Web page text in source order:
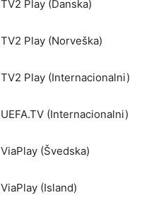
TV2 Play (Danska)
TV2 Play (Norveška)
TV2 Play (Internacionalni)
UEFA.TV (Internacionalni)
ViaPlay (Švedska)
ViaPlay (Island)